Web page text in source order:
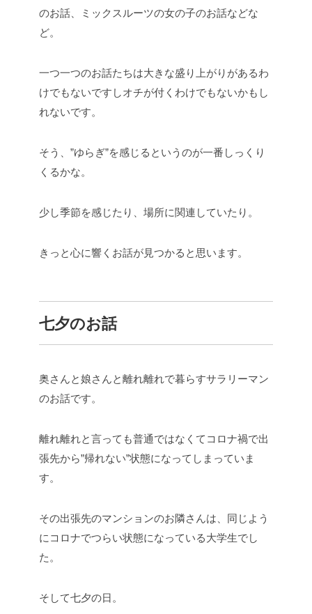
のお話、ミックスルーツの女の子のお話などな
ど。
一つ一つのお話たちは大きな盛り上がりがあるわ
けでもないですしオチが付くわけでもないかもし
れないです。
そう、”ゆらぎ”を感じるというのが一番しっくり
くるかな。
少し季節を感じたり、場所に関連していたり。
きっと心に響くお話が見つかると思います。
七夕のお話
奥さんと娘さんと離れ離れで暮らすサラリーマン
のお話です。
離れ離れと言っても普通ではなくてコロナ禍で出
張先から”帰れない”状態になってしまっていま
す。
その出張先のマンションのお隣さんは、同じよう
にコロナでつらい状態になっている大学生でし
た。
そして七夕の日。